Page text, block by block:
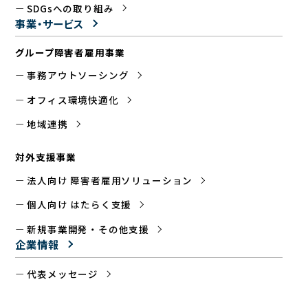
SDGsへの取り組み
事業・サービス
グループ障害者雇用事業
事務アウトソーシング
オフィス環境快適化
地域連携
対外支援事業
法人向け 障害者雇用ソリューション
個人向け はたらく支援
新規事業開発・その他支援
企業情報
代表メッセージ